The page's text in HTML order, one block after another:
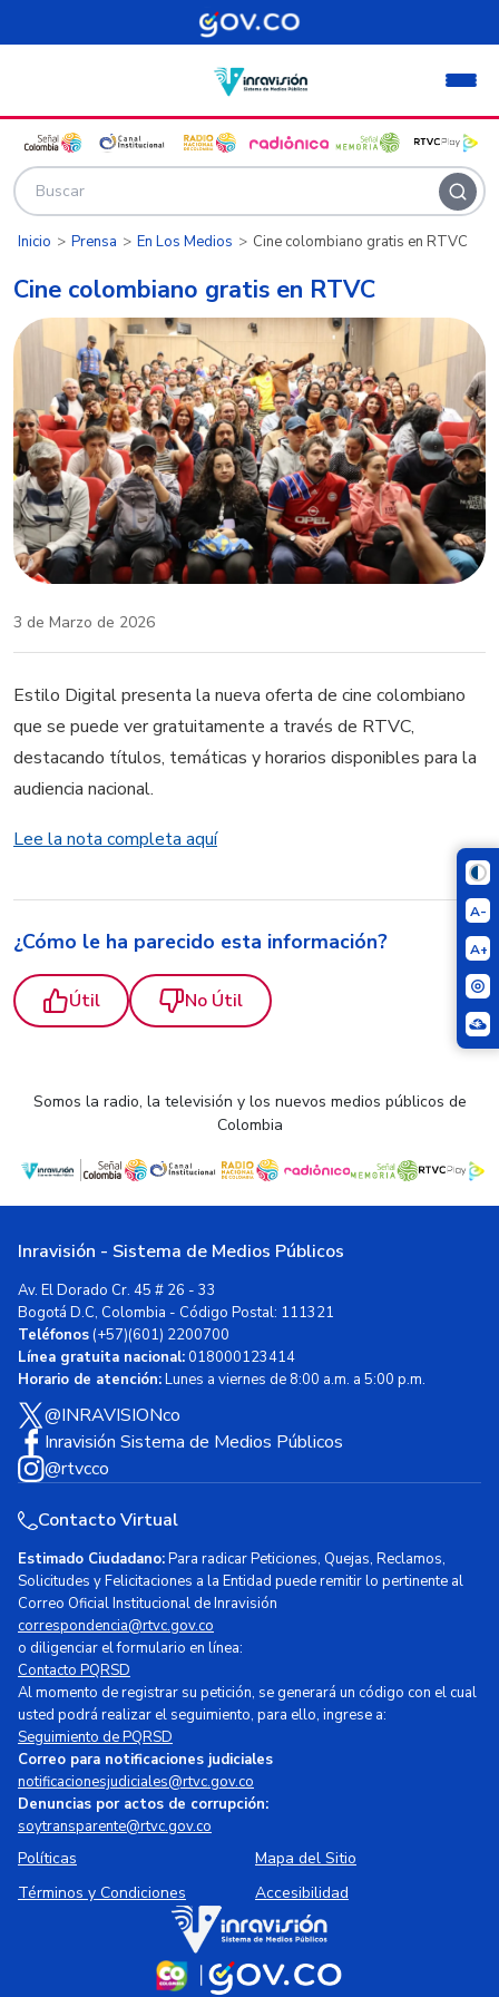
Pasar al contenido principal
A-
A+
Inicio Prensa En Los Medios Cine colombiano gratis en RTVC
Cine colombiano gratis en RTVC
3 de Marzo de 2026
Estilo Digital presenta la nueva oferta de cine colombiano
que se puede ver gratuitamente a través de RTVC,
destacando títulos, temáticas y horarios disponibles para la
audiencia nacional.
Lee la nota completa aquí
¿Cómo le ha parecido esta información?
Útil No Útil
Somos la radio, la televisión y los nuevos medios públicos de
Colombia
Inravisión - Sistema de Medios Públicos
Av. El Dorado Cr. 45 # 26 - 33
Bogotá D.C, Colombia - Código Postal: 111321
Teléfonos(+57)(601) 2200700
Línea gratuita nacional:018000123414
Horario de atención:Lunes a viernes de 8:00 a.m. a 5:00 p.m.
@INRAVISIONco
Inravisión Sistema de Medios Públicos
@rtvcco
Contacto Virtual
Estimado Ciudadano:Para radicar Peticiones, Quejas, Reclamos,
Solicitudes y Felicitaciones a la Entidad puede remitir lo pertinente al
Correo Oficial Institucional de Inravisión
correspondencia@rtvc.gov.co
o diligenciar el formulario en línea:
Contacto PQRSD
Al momento de registrar su petición, se generará un código con el cual
usted podrá realizar el seguimiento, para ello, ingrese a:
Seguimiento de PQRSD
Correo para notificaciones judiciales
notificacionesjudiciales@rtvc.gov.co
Denuncias por actos de corrupción:
soytransparente@rtvc.gov.co
Políticas
Mapa del Sitio
Términos y Condiciones
Accesibilidad